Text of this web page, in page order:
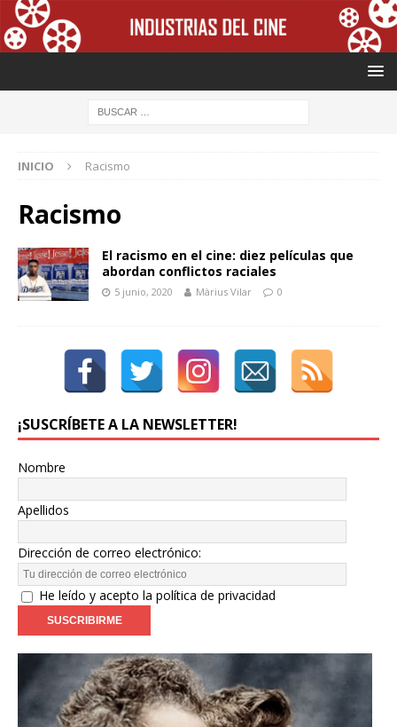
INICIO Racismo
Racismo
El racismo en el cine: diez películas que
abordan conflictos raciales
5 junio, 2020 Màrius Vilar 0
¡SUSCRÍBETE A LA NEWSLETTER!
Nombre
Apellidos
Dirección de correo electrónico:
He leído y acepto la política de privacidad